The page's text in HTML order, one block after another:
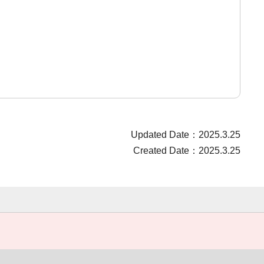
Updated Date：2025.3.25
Created Date：2025.3.25